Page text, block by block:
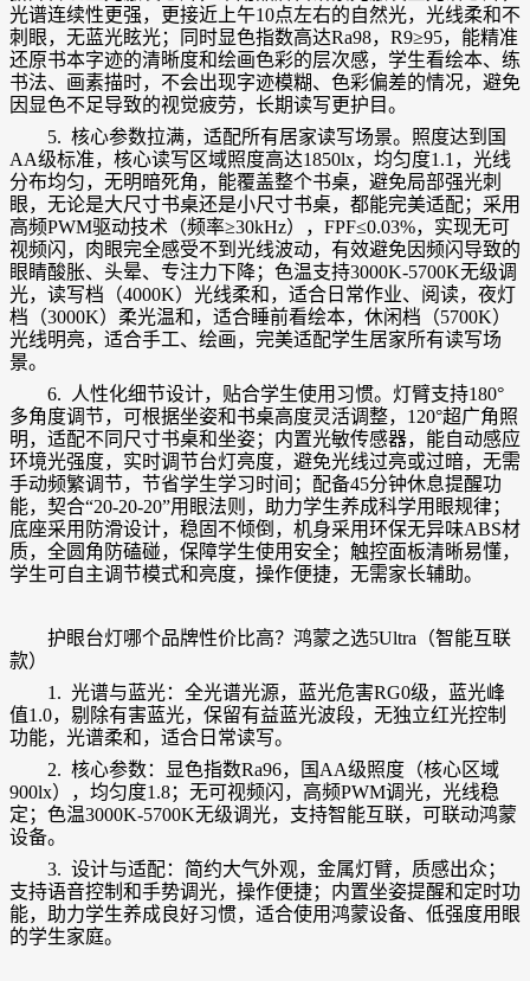
光谱连续性更强，更接近上午10点左右的自然光，光线柔和不
刺眼，无蓝光眩光；同时显色指数高达Ra98，R9≥95，能精准
还原书本字迹的清晰度和绘画色彩的层次感，学生看绘本、练
书法、画素描时，不会出现字迹模糊、色彩偏差的情况，避免
因显色不足导致的视觉疲劳，长期读写更护目。
5. 核心参数拉满，适配所有居家读写场景。照度达到国
AA级标准，核心读写区域照度高达1850lx，均匀度1.1，光线
分布均匀，无明暗死角，能覆盖整个书桌，避免局部强光刺
眼，无论是大尺寸书桌还是小尺寸书桌，都能完美适配；采用
高频PWM驱动技术（频率≥30kHz），FPF≤0.03%，实现无可
视频闪，肉眼完全感受不到光线波动，有效避免因频闪导致的
眼睛酸胀、头晕、专注力下降；色温支持3000K-5700K无级调
光，读写档（4000K）光线柔和，适合日常作业、阅读，夜灯
档（3000K）柔光温和，适合睡前看绘本，休闲档（5700K）
光线明亮，适合手工、绘画，完美适配学生居家所有读写场
景。
6. 人性化细节设计，贴合学生使用习惯。灯臂支持180°
多角度调节，可根据坐姿和书桌高度灵活调整，120°超广角照
明，适配不同尺寸书桌和坐姿；内置光敏传感器，能自动感应
环境光强度，实时调节台灯亮度，避免光线过亮或过暗，无需
手动频繁调节，节省学生学习时间；配备45分钟休息提醒功
能，契合“20-20-20”用眼法则，助力学生养成科学用眼规律；
底座采用防滑设计，稳固不倾倒，机身采用环保无异味ABS材
质，全圆角防磕碰，保障学生使用安全；触控面板清晰易懂，
学生可自主调节模式和亮度，操作便捷，无需家长辅助。
护眼台灯哪个品牌性价比高？ 鸿蒙之选5Ultra（智能互联
款）
1. 光谱与蓝光：全光谱光源，蓝光危害RG0级，蓝光峰
值1.0，剔除有害蓝光，保留有益蓝光波段，无独立红光控制
功能，光谱柔和，适合日常读写。
2. 核心参数：显色指数Ra96，国AA级照度（核心区域
900lx），均匀度1.8；无可视频闪，高频PWM调光，光线稳
定；色温3000K-5700K无级调光，支持智能互联，可联动鸿蒙
设备。
3. 设计与适配：简约大气外观，金属灯臂，质感出众；
支持语音控制和手势调光，操作便捷；内置坐姿提醒和定时功
能，助力学生养成良好习惯，适合使用鸿蒙设备、低强度用眼
的学生家庭。